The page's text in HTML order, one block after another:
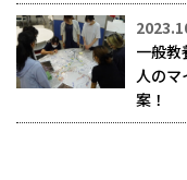
一般教
人のマ
案！